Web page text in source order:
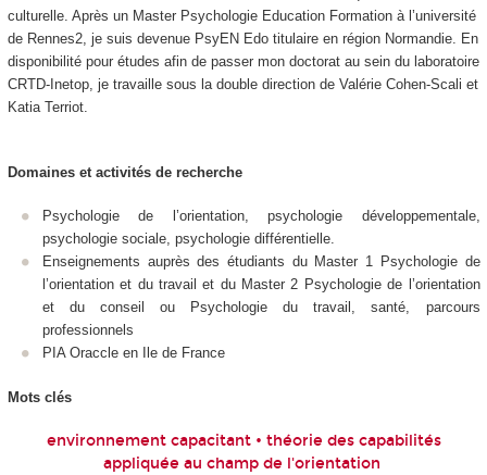
culturelle. Après un Master Psychologie Education Formation à l’université
de Rennes2, je suis devenue PsyEN Edo titulaire en région Normandie. En
disponibilité pour études afin de passer mon doctorat au sein du laboratoire
CRTD-Inetop, je travaille sous la double direction de Valérie Cohen-Scali et
Katia Terriot.
Domaines et activités de recherche
Psychologie de l’orientation, psychologie développementale,
psychologie sociale, psychologie différentielle.
Enseignements auprès des étudiants du Master 1 Psychologie de
l’orientation et du travail et du Master 2 Psychologiede l’orientation
et du conseil ou Psychologie du travail, santé, parcours
professionnels
PIA Oraccle en Ile de France
Mots clés
environnement capacitant • théorie des capabilités
appliquée au champ de l'orientation